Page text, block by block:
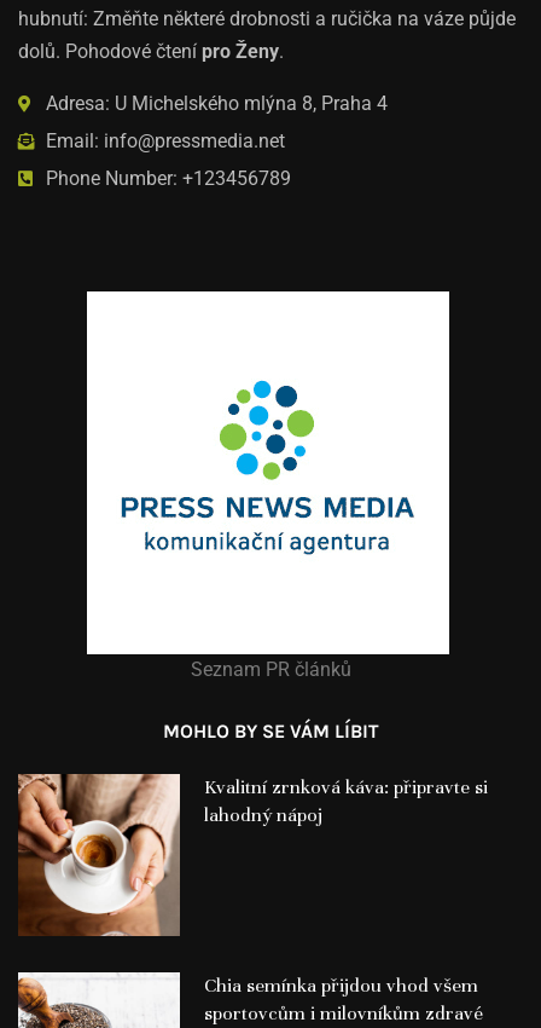
hubnutí: Změňte některé drobnosti a ručička na váze půjde
dolů. Pohodové čtení pro Ženy.
Adresa: U Michelského mlýna 8, Praha 4
Email: info@pressmedia.net
Phone Number: +123456789
Seznam PR článků
MOHLO BY SE VÁM LÍBIT
Kvalitní zrnková káva: připravte si
lahodný nápoj
Chia semínka přijdou vhod všem
sportovcům i milovníkům zdravé